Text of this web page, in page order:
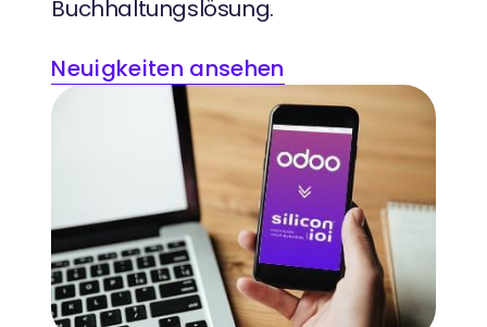
Buchhaltungslösung.
Neuigkeiten ansehen